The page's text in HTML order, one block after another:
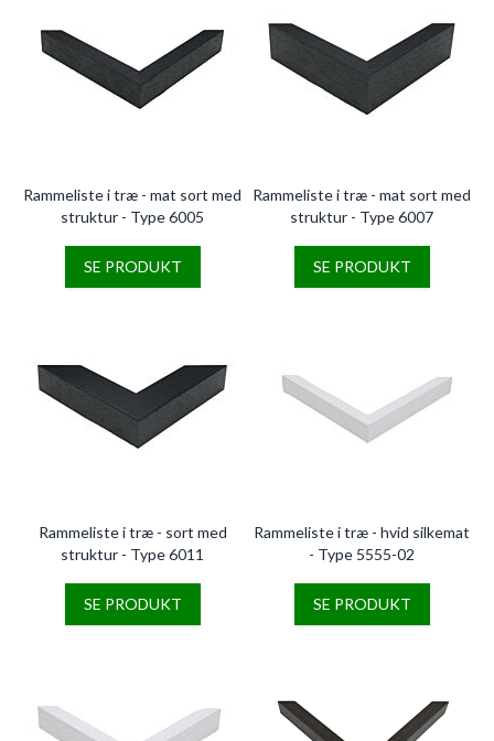
Rammeliste i træ - mat sort med
struktur - Type 6005
SE PRODUKT
Rammeliste i træ - mat sort med
struktur - Type 6007
SE PRODUKT
Rammeliste i træ - sort med
struktur - Type 6011
SE PRODUKT
Rammeliste i træ - hvid silkemat
- Type 5555-02
SE PRODUKT